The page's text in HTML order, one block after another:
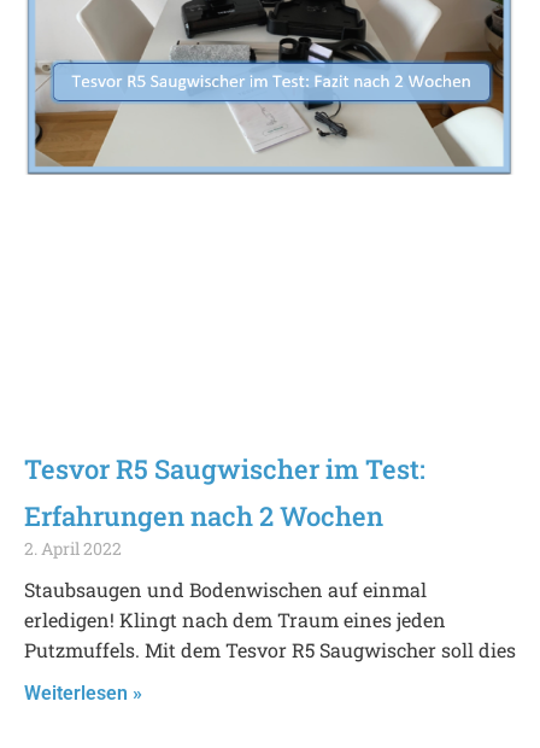
Tesvor R5 Saugwischer im Test:
Erfahrungen nach 2 Wochen
2. April 2022
Staubsaugen und Bodenwischen auf einmal
erledigen! Klingt nach dem Traum eines jeden
Putzmuffels. Mit dem Tesvor R5 Saugwischer soll dies
Weiterlesen »